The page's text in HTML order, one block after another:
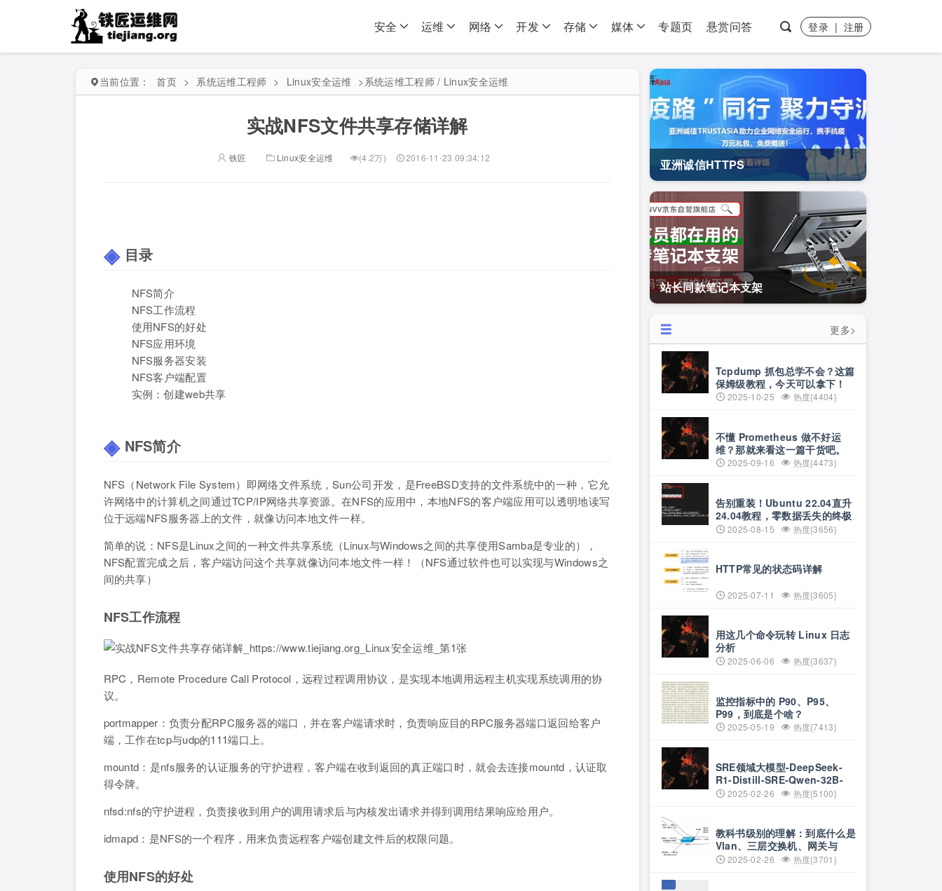
安全 运维 网络 开发 存储 媒体 专题页 悬赏问答 登录 | 注册
当前位置： 首页 > 系统运维工程师 > Linux安全运维 >系统运维工程师 / Linux安全运维
实战NFS文件共享存储详解
铁匠 Linux安全运维 (4.2万) 2016-11-23 09:34:12
目录
NFS简介
NFS工作流程
使用NFS的好处
NFS应用环境
NFS服务器安装
NFS客户端配置
实例：创建web共享
NFS简介
NFS（Network File System）即网络文件系统，Sun公司开发，是FreeBSD支持的文件系统中的一种，它允
许网络中的计算机之间通过TCP/IP网络共享资源。在NFS的应用中，本地NFS的客户端应用可以透明地读写
位于远端NFS服务器上的文件，就像访问本地文件一样。
简单的说：NFS是Linux之间的一种文件共享系统（Linux与Windows之间的共享使用Samba是专业的），
NFS配置完成之后，客户端访问这个共享就像访问本地文件一样！（NFS通过软件也可以实现与Windows之
间的共享）
NFS工作流程
RPC，Remote Procedure Call Protocol，远程过程调用协议，是实现本地调用远程主机实现系统调用的协
议。
portmapper：负责分配RPC服务器的端口，并在客户端请求时，负责响应目的RPC服务器端口返回给客户
端，工作在tcp与udp的111端口上。
mountd：是nfs服务的认证服务的守护进程，客户端在收到返回的真正端口时，就会去连接mountd，认证取
得令牌。
nfsd:nfs的守护进程，负责接收到用户的调用请求后与内核发出请求并得到调用结果响应给用户。
idmapd：是NFS的一个程序，用来负责远程客户端创建文件后的权限问题。
使用NFS的好处
亚洲诚信HTTPS
站长同款笔记本支架
更多>
Tcpdump 抓包总学不会？这篇
保姆级教程，今天可以拿下！
2025-10-25 热度{4404}
不懂 Prometheus 做不好运
维？那就来看这一篇干货吧。
2025-09-16 热度{4473}
告别重装！Ubuntu 22.04直升
24.04教程，零数据丢失的终极
方案2025-08-15 热度{3656}
HTTP常见的状态码详解
2025-07-11 热度{3605}
用这几个命令玩转 Linux 日志
分析
2025-06-06 热度{3637}
监控指标中的 P90、P95、
P99，到底是个啥？
2025-05-19 热度{7413}
SRE领域大模型-DeepSeek-
R1-Distill-SRE-Qwen-32B-
INT82025-02-26 热度{5100}
教科书级别的理解：到底什么是
Vlan、三层交换机、网关与
DNS？
2025-02-26 热度{3701}